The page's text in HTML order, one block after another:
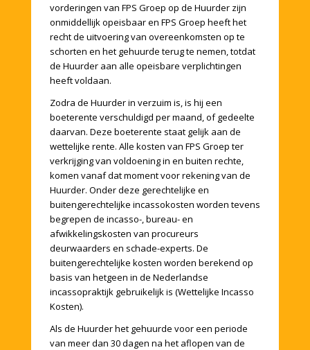
vorderingen van FPS Groep op de Huurder zijn
onmiddellijk opeisbaar en FPS Groep heeft het
recht de uitvoering van overeenkomsten op te
schorten en het gehuurde terug te nemen, totdat
de Huurder aan alle opeisbare verplichtingen
heeft voldaan.
Zodra de Huurder in verzuim is, is hij een
boeterente verschuldigd per maand, of gedeelte
daarvan. Deze boeterente staat gelijk aan de
wettelijke rente. Alle kosten van FPS Groep ter
verkrijging van voldoening in en buiten rechte,
komen vanaf dat moment voor rekening van de
Huurder. Onder deze gerechtelijke en
buitengerechtelijke incassokosten worden tevens
begrepen de incasso-, bureau- en
afwikkelingskosten van procureurs
deurwaarders en schade-experts. De
buitengerechtelijke kosten worden berekend op
basis van hetgeen in de Nederlandse
incassopraktijk gebruikelijk is (Wettelijke Incasso
Kosten).
Als de Huurder het gehuurde voor een periode
van meer dan 30 dagen na het aflopen van de